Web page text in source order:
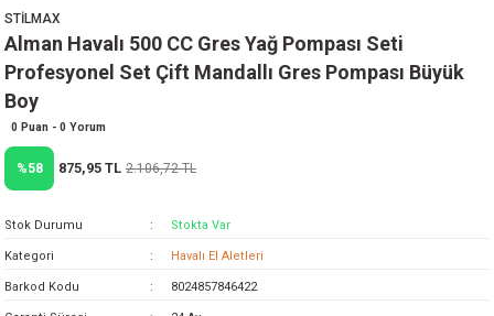
Makinesi
Testereler
Mikser
STİLMAX
Alman Havalı 500 CC Gres Yağ Pompası Seti
Profesyonel Set Çift Mandallı Gres Pompası Büyük
Boy
0 Puan - 0 Yorum
%58 875,95 TL 2.106,72 TL
Stok Durumu Stokta Var
Kategori Havalı El Aletleri
Barkod Kodu 8024857846422